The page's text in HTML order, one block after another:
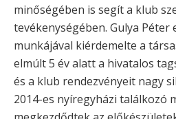
minőségében is segít a klub
tevékenységében. Gulya Péter
munkájával kiérdemelte a
elmúlt 5 év alatt a hivatalos
és a klub rendezvényeit nagy
2014-es nyíregyházi találkozó